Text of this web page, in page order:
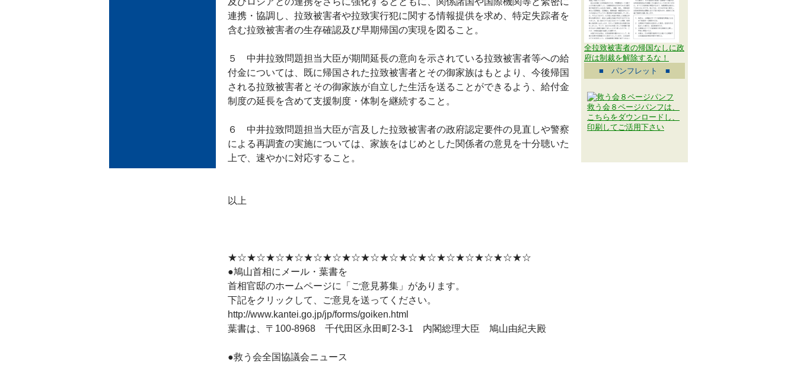
連携・協調し、拉致被害者や拉致実行犯に関する情報提供を求め、特定失踪者を
含む拉致被害者の生存確認及び早期帰国の実現を図ること。
５ 中井拉致問題担当大臣が期間延長の意向を示されている拉致被害者等への給
付金については、既に帰国された拉致被害者とその御家族はもとより、今後帰国
される拉致被害者とその御家族が自立した生活を送ることができるよう、給付金
制度の延長を含めて支援制度・体制を継続すること。
６ 中井拉致問題担当大臣が言及した拉致被害者の政府認定要件の見直しや警察
による再調査の実施については、家族をはじめとした関係者の意見を十分聴いた
上で、速やかに対応すること。
以上
★☆★☆★☆★☆★☆★☆★☆★☆★☆★☆★☆★☆★☆★☆★☆★☆
●鳩山首相にメール・葉書を
首相官邸のホームページに「ご意見募集」があります。
下記をクリックして、ご意見を送ってください。
http://www.kantei.go.jp/jp/forms/goiken.html
葉書は、〒100-8968 千代田区永田町2-3-1 内閣総理大臣 鳩山由紀夫殿
●救う会全国協議会ニュース
全拉致被害者の帰国なしに政
府は制裁を解除するな！
■ パンフレット ■
救う会８ページパンフは、
こちらをダウンロードし、
印刷してご活用下さい